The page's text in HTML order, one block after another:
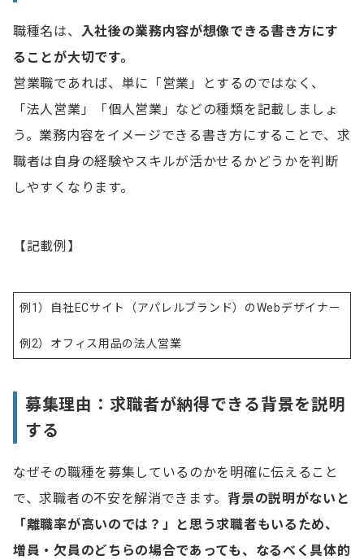
職種名は、 入社後の業務内容が想像できる書き方にす
ることが大切です。
営業職であれば、単に「営業」とするのではなく、
「法人営業」「個人営業」などの種類を記載しましょ
う。業務内容をイメージできる書き方にすることで、求
職者は自身の経験やスキルが活かせるかどうかを判断
しやすくなります。
【記載例】
例1）自社ECサイト（アパレルブランド）のWebデザイナー
例2）オフィス用品の法人営業
募集理由：求職者が納得できる背景を説明
する
なぜその職種を募集しているのかを明確に伝えること
で、求職者の不安を解消できます。 背景の説明がないと
「離職率が高いのでは？」と思う求職者もいるため、
増員・欠員のどちらの場合であっても、なるべく具体的